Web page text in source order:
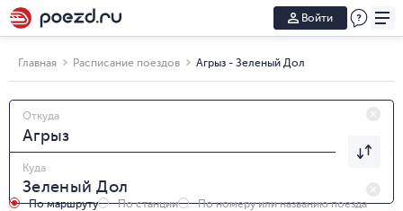
Войти
Главная Расписание поездов Агрыз - Зеленый Дол
Откуда
Куда
По маршруту По станции
По номеру или названию поезда